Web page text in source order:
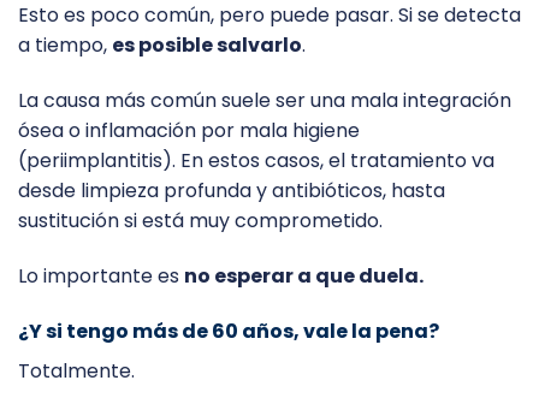
Esto es poco común, pero puede pasar. Si se detecta
a tiempo, es posible salvarlo.
La causa más común suele ser una mala integración
ósea o inflamación por mala higiene
(periimplantitis). En estos casos, el tratamiento va
desde limpieza profunda y antibióticos, hasta
sustitución si está muy comprometido.
Lo importante es no esperar a que duela.
¿Y si tengo más de 60 años, vale la pena?
Totalmente.